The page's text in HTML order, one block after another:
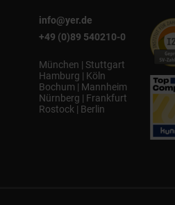
info@yer.de
+49 (0)89 540210-0
München | Stuttgart
Hamburg | Köln
Bochum | Mannheim
Nürnberg | Frankfurt
Rostock | Berlin